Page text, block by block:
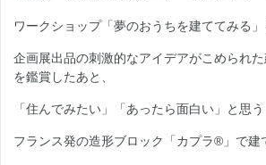
ワークショップ「夢のおうちを建ててみる」
企画展出品の刺激的なアイデアがこめられ
を鑑賞したあと、
「住んでみたい」「あったら面白い」と思う
フランス発の造形ブロック「カプラ®」で建